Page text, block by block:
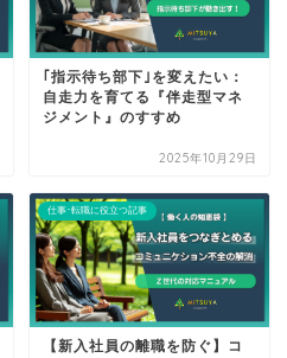
｢指示待ち部下｣を変えたい：
自走力を育てる『伴走型マネ
ジメント』のすすめ
2025年10月29日
仕事･転職に役立つ記事
【新入社員の離職を防ぐ】コ